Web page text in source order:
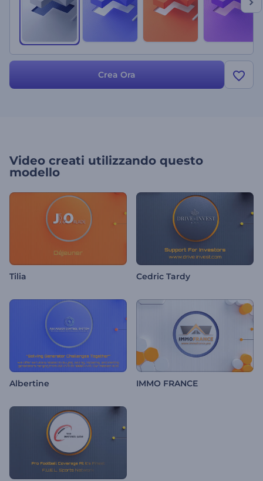
Crea Ora
Video creati utilizzando questo
modello
Tilia Cedric Tardy
Albertine IMMO FRANCE